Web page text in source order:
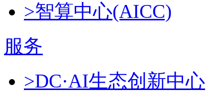
>智算中心(AICC)
服务
>DC·AI生态创新中心